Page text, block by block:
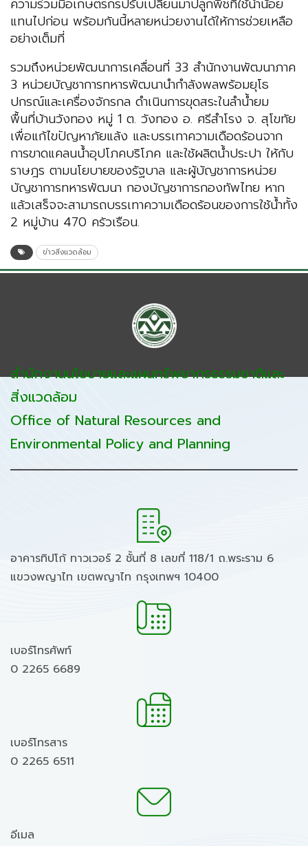
ความร่วมมือเกษตรกรปรับเปลี่ยนมาปลูกพืชที่ใช้น้ำน้อย
แทนไปก่อน พร้อมกันนี้หลายหน่วยงานได้ให้การช่วยเหลือ
อย่างเต็มที่
รวมถึงหน่วยพัฒนาการเคลื่อนที่ 33 สำนักงานพัฒนาภาค
3 หน่วยบัญชาการทหารพัฒนานำกำลังพลพร้อมยุโธ
ปกรณ์และเครื่องจักรกล ดำเนินการขุดสระในลำน้ำยม
พื้นที่บ้านวังทอง หมู่ 1 ต. วังทอง อ. ศรีสำโรง จ. สุโขทัย
เพื่อแก้ไขปัญหาภัยแล้ง และบรรเทาความเดือดร้อนจาก
การขาดแคลนน้ำอุปโภคบริโภค และใช้ผลิตน้ำประปา ให้กับ
ราษฎร ตามนโยบายของรัฐบาล และผู้บัญชาการหน่วย
บัญชาการทหารพัฒนา กองบัญชาการกองทัพไทย หาก
แล้วเสร็จจะสามารถบรรเทาความเดือดร้อนของการใช้น้ำทั้ง
2 หมู่บ้าน 470 ครัวเรือน.
ข่าวสิ่งแวดล้อม
สำนักงานนโยบายและแผนทรัพยากรธรรมชาติและ
สิ่งแวดล้อม
Office of Natural Resources and
Environmental Policy and Planning
อาคารทิปโก้ ทาวเวอร์ 2 ชั้นที่ 8 เลขที่ 118/1 ถ.พระราม 6
แขวงพญาไท เขตพญาไท กรุงเทพฯ 10400
เบอร์โทรศัพท์
0 2265 6689
เบอร์โทรสาร
0 2265 6511
อีเมล